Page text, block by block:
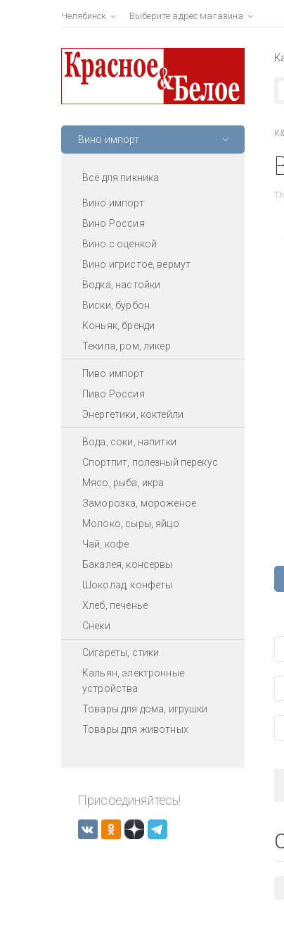
Челябинск Выберите адрес магазина
Вино импорт
Всё для пикника
Вино импорт
Вино Россия
Вино с оценкой
Вино игристое, вермут
Водка, настойки
Виски, бурбон
Коньяк, бренди
Текила, ром, ликер
Пиво импорт
Пиво Россия
Энергетики, коктейли
Вода, соки, напитки
Спортпит, полезный перекус
Мясо, рыба, икра
Заморозка, мороженое
Молоко, сыры, яйцо
Чай, кофе
Бакалея, консервы
Шоколад, конфеты
Хлеб, печенье
Снеки
Сигареты, стики
Кальян, электронные
устройства
Товары для дома, игрушки
Товары для животных
Присоединяйтесь!